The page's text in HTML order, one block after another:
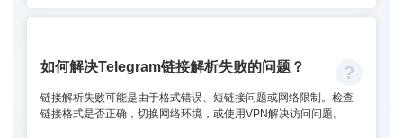
如何解决Telegram链接解析失败的问题？
链接解析失败可能是由于格式错误、短链接问题或网络限制。检查
链接格式是否正确，切换网络环境，或使用VPN解决访问问题。